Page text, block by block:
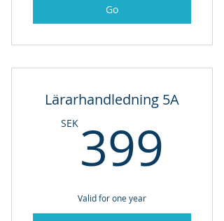
Go
Lärarhandledning 5A
SEK 399
Valid for one year